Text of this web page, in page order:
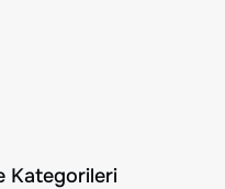
Kategorileri